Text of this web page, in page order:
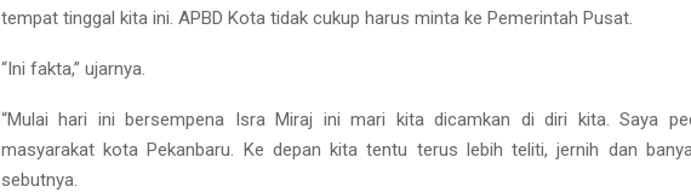
tempat tinggal kita ini. APBD Kota tidak cukup harus minta ke Pemerintah Pusat.
“Ini fakta,” ujarnya.
“Mulai hari ini bersempena Isra Miraj ini mari kita dicamkan di diri kita. Saya
masyarakat kota Pekanbaru. Ke depan kita tentu terus lebih teliti, jernih dan
sebutnya.